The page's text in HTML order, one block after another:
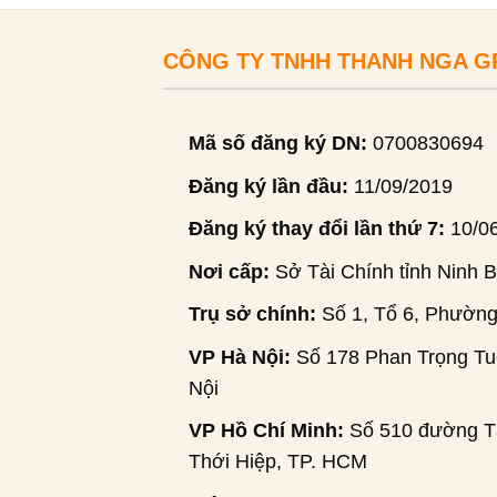
CÔNG TY TNHH THANH NGA
Mã số đăng ký DN: 0700830694
Đăng ký lần đầu: 11/09/2019
Đăng ký thay đổi lần thứ 7: 10/
Nơi cấp: Sở Tài Chính tỉnh Ninh
Trụ sở chính: Số 1, Tổ 6,
VP Hà Nội: Số 178 Phan Trọng
Nội
VP Hồ Chí Minh: Số 510 đường
Thới Hiệp, TP. HCM